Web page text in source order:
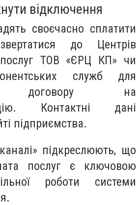
відключення
своєчасно сплатити
до Центрів
послуг ТОВ «ЄРЦ КП» чи
служб для
договору на
Контактні дані
підприємства.
підкреслюють, що
послуг є ключовою
роботи системи